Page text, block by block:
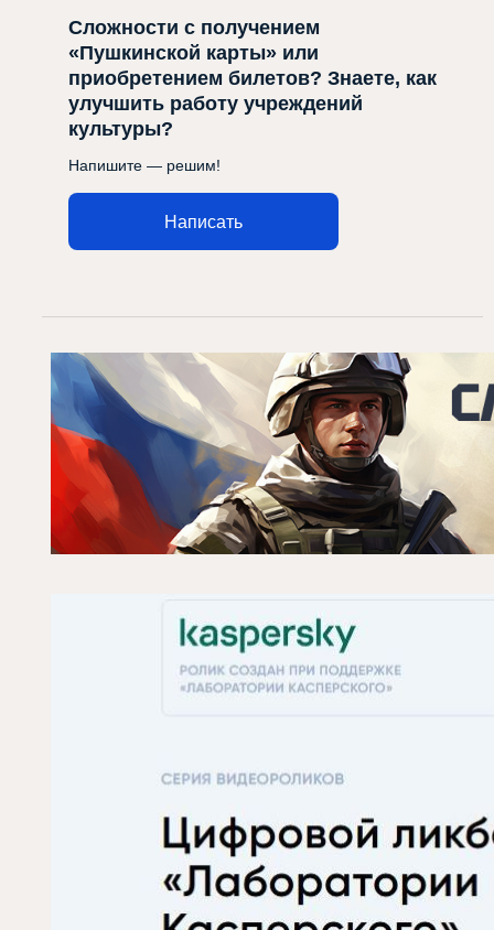
Сложности с получением
«Пушкинской карты» или
приобретением билетов? Знаете, как
улучшить работу учреждений
культуры?
Напишите — решим!
Написать